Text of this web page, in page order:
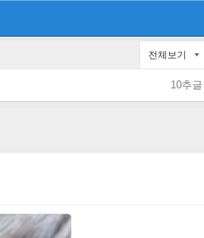
전체보기
10추글